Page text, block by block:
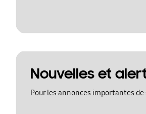
Nouvelles et
Pour les annonces importantes